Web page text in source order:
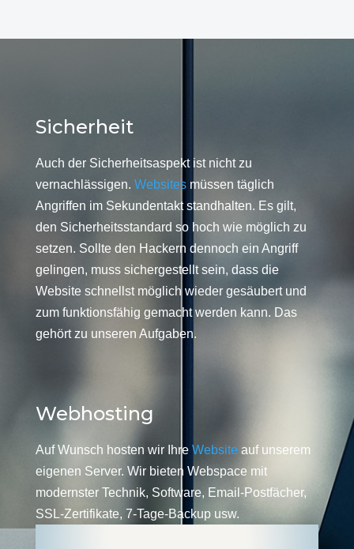
Sicherheit
Auch der Sicherheitsaspekt ist nicht zu
vernachlässigen. Websitesmüssen täglich
Angriffen im Sekundentakt standhalten. Es gilt,
den Sicherheitsstandard so hoch wie möglich zu
setzen. Sollte den Hackern dennoch ein Angriff
gelingen, muss sichergestellt sein, dass die
Website schnellst möglich wieder gesäubert und
zum funktionsfähig gemacht werden kann. Das
gehört zu unseren Aufgaben.
Webhosting
Auf Wunsch hosten wir Ihre Website auf unserem
eigenen Server. Wir bieten Webspace mit
modernster Technik, Software, Email-Postfächer,
SSL-Zertifikate, 7-Tage-Backup usw.